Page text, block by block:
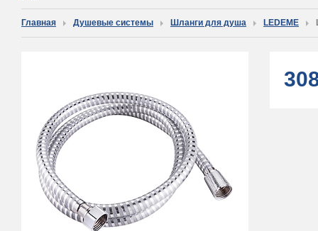
Главная Душевые системы Шланги для душа LEDEME